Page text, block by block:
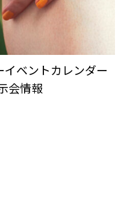
イベントカレンダー
会情報